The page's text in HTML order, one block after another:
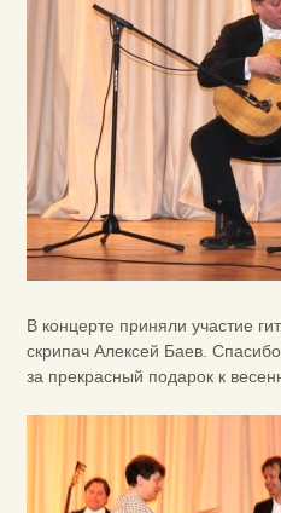
В концерте приняли участие
скрипач Алексей Баев.
за прекрасный подарок к